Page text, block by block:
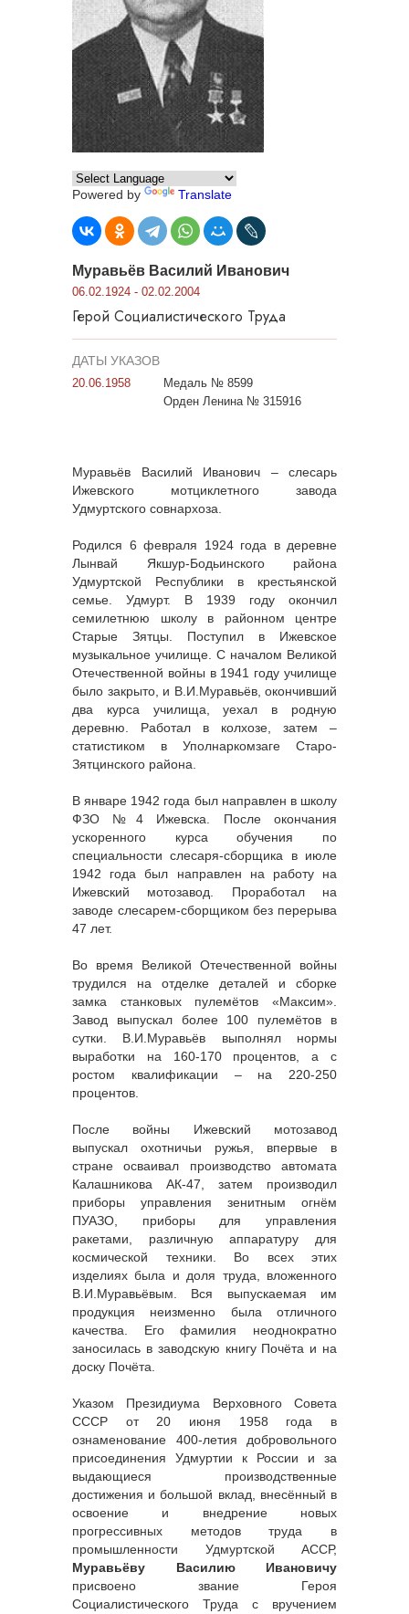
Powered by Translate
Муравьёв Василий Иванович
06.02.1924 - 02.02.2004
Герой Социалистического Труда
ДАТЫ УКАЗОВ
20.06.1958
Медаль № 8599
Орден Ленина № 315916
Муравьёв Василий Иванович – слесарь
Ижевского мотциклетного завода
Удмуртского совнархоза.
Родился 6 февраля 1924 года в деревне
Лынвай Якшур-Бодьинского района
Удмуртской Республики в крестьянской
семье. Удмурт. В 1939 году окончил
семилетнюю школу в районном центре
Старые Зятцы. Поступил в Ижевское
музыкальное училище. С началом Великой
Отечественной войны в 1941 году училище
было закрыто, и В.И.Муравьёв, окончивший
два курса училища, уехал в родную
деревню. Работал в колхозе, затем –
статистиком в Уполнаркомзаге Старо-
Зятцинского района.
В январе 1942 года был направлен в школу
ФЗО №4 Ижевска. После окончания
ускоренного курса обучения по
специальности слесаря-сборщика в июле
1942 года был направлен на работу на
Ижевский мотозавод. Проработал на
заводе слесарем-сборщиком без перерыва
47 лет.
Во время Великой Отечественной войны
трудился на отделке деталей и сборке
замка станковых пулемётов «Максим».
Завод выпускал более 100 пулемётов в
сутки. В.И.Муравьёв выполнял нормы
выработки на 160-170 процентов, а с
ростом квалификации – на 220-250
процентов.
После войны Ижевский мотозавод
выпускал охотничьи ружья, впервые в
стране осваивал производство автомата
Калашникова АК-47, затем производил
приборы управления зенитным огнём
ПУАЗО, приборы для управления
ракетами, различную аппаратуру для
космической техники. Во всех этих
изделиях была и доля труда, вложенного
В.И.Муравьёвым. Вся выпускаемая им
продукция неизменно была отличного
качества. Его фамилия неоднократно
заносилась в заводскую книгу Почёта и на
доску Почёта.
Указом Президиума Верховного Совета
СССР от 20 июня 1958 года в
ознаменование 400-летия добровольного
присоединения Удмуртии к России и за
выдающиеся производственные
достижения и большой вклад, внесённый в
освоение и внедрение новых
прогрессивных методов труда в
промышленности Удмуртской АССР,
Муравьёву Василию Ивановичу
присвоено звание Героя
Социалистического Труда с вручением